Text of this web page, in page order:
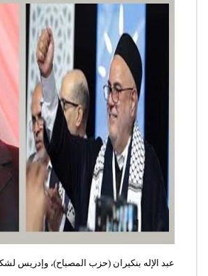
عبد الإله بنكيران (حزب المصباح)، وإدريس